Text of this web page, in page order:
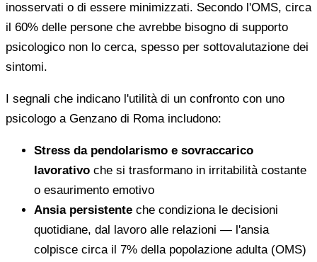
inosservati o di essere minimizzati. Secondo l'OMS, circa
il 60% delle persone che avrebbe bisogno di supporto
psicologico non lo cerca, spesso per sottovalutazione dei
sintomi.
I segnali che indicano l'utilità di un confronto con uno
psicologo a Genzano di Roma includono:
Stress da pendolarismo e sovraccarico
lavorativo che si trasformano in irritabilità costante
o esaurimento emotivo
Ansia persistente che condiziona le decisioni
quotidiane, dal lavoro alle relazioni — l'ansia
colpisce circa il 7% della popolazione adulta (OMS)